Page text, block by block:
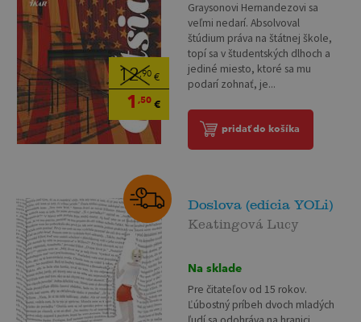
12,90 €
1 ,50 €
Graysonovi Hernandezovi sa
veľmi nedarí. Absolvoval
štúdium práva na štátnej škole,
topí sa v študentských dlhoch a
jediné miesto, ktoré sa mu
podarí zohnať, je...
pridať do košíka
Doslova (edícia YOLi)
Keatingová Lucy
Na sklade
Pre čitateľov od 15 rokov.
Ľúbostný príbeh dvoch mladých